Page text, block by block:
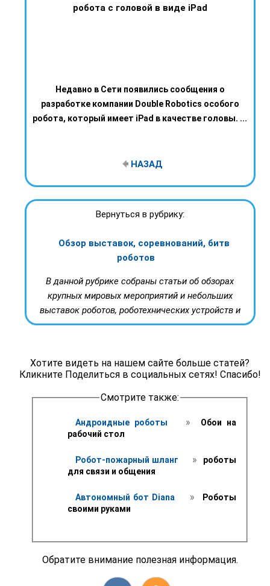
робота с головой в виде iPad
Недавно в Сети появились сообщения о
разработке компании Double Robotics особого
робота, который имеет iPad в качестве головы. ...
НАЗАД
Вернуться в рубрику:
Обзор выставок, соревнований, битв
роботов
В данной рубрике собраны статьи об обзорах
крупных мировых мероприятий и небольших
выставок роботов, роботехнических устройств и
Хотите видеть на нашем сайте больше статей?
Кликните Поделиться в социальных сетях! Спасибо!
Смотрите также:
Андроидные роботы »
Обои на
рабочий стол
Робот-пожарный шланг »
роботы
для связи и общения
Автономный бот Diana »
Роботы
своими руками
Обратите внимание полезная информация.